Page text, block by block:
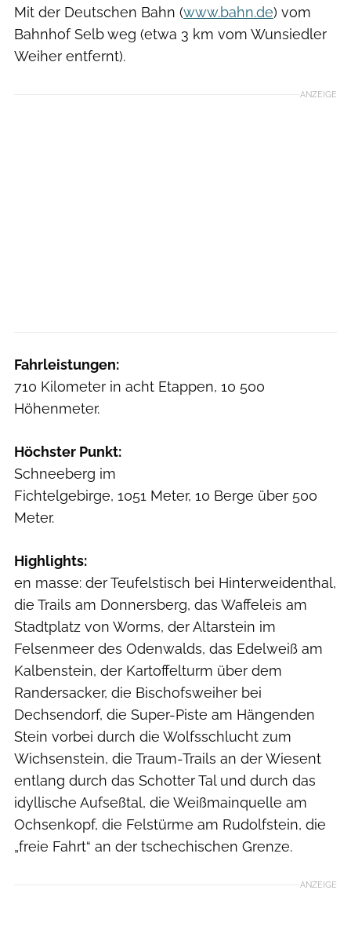
Mit der Deutschen Bahn (www.bahn.de) vom
Bahnhof Selb weg (etwa 3 km vom Wunsiedler
Weiher entfernt).
ANZEIGE
Fahrleistungen:
710 Kilometer in acht Etappen, 10 500
Höhenmeter.
Höchster Punkt:
Schneeberg im
Fichtelgebirge, 1051 Meter, 10 Berge über 500
Meter.
Highlights:
en masse: der Teufelstisch bei Hinterweidenthal,
die Trails am Donnersberg, das Waffeleis am
Stadtplatz von Worms, der Altarstein im
Felsenmeer des Odenwalds, das Edelweiß am
Kalbenstein, der Kartoffelturm über dem
Randersacker, die Bischofsweiher bei
Dechsendorf, die Super-Piste am Hängenden
Stein vorbei durch die Wolfsschlucht zum
Wichsenstein, die Traum-Trails an der Wiesent
entlang durch das Schotter Tal und durch das
idyllische Aufseßtal, die Weißmainquelle am
Ochsenkopf, die Felstürme am Rudolfstein, die
„freie Fahrt“ an der tschechischen Grenze.
ANZEIGE